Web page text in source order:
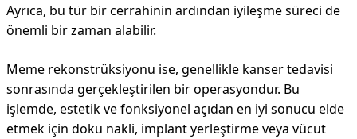
Ayrıca, bu tür bir cerrahinin ardından iyileşme süreci de
önemli bir zaman alabilir.
Meme rekonstrüksiyonu ise, genellikle kanser tedavisi
sonrasında gerçekleştirilen bir operasyondur. Bu
işlemde, estetik ve fonksiyonel açıdan en iyi sonucu elde
etmek için doku nakli, implant yerleştirme veya vücut